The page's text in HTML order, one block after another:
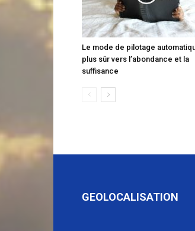
Le mode de pilotage
plus sûr vers l’abondance et la
suffisance
GEOLOCALISATION